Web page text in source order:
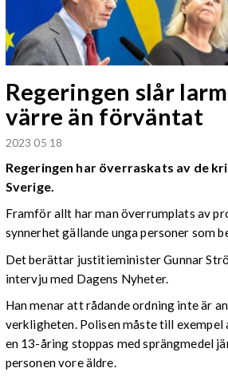
Regeringen slår
värre än förväntat
2023 05 18
Regeringen har överraskats av de
Sverige.
Framför allt har man överrumplats av
synnerhet gällande unga personer som
Det berättar justitieminister Gunnar
intervju med Dagens Nyheter.
Han menar att rådande ordning inte är
verkligheten. Polisen måste till exempel
en 13-åring stoppas med sprängmedel
personen vore äldre.